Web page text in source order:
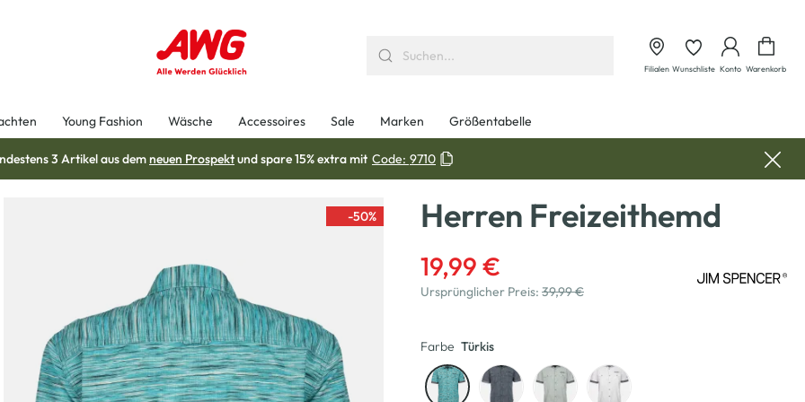
Filialen Wunschliste Konto Warenkorb
Young Fashion Wäsche Accessoires Sale Marken Größentabelle
3 Artikel aus demneuen Prospektund spare 15% extra mit Code: 9710
-50% Herren Freizeithemd
19,99 €
Ursprünglicher Preis: 39,99 €
Farbe Türkis